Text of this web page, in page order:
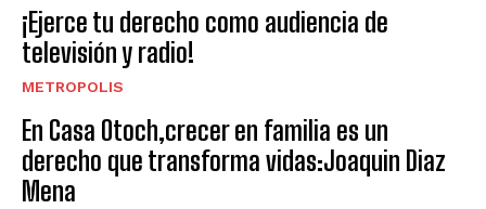
¡Ejerce tu derecho como audiencia de
televisión y radio!
METROPOLIS
En Casa Otoch,crecer en familia es un
derecho que transforma vidas:Joaquin Diaz
Mena